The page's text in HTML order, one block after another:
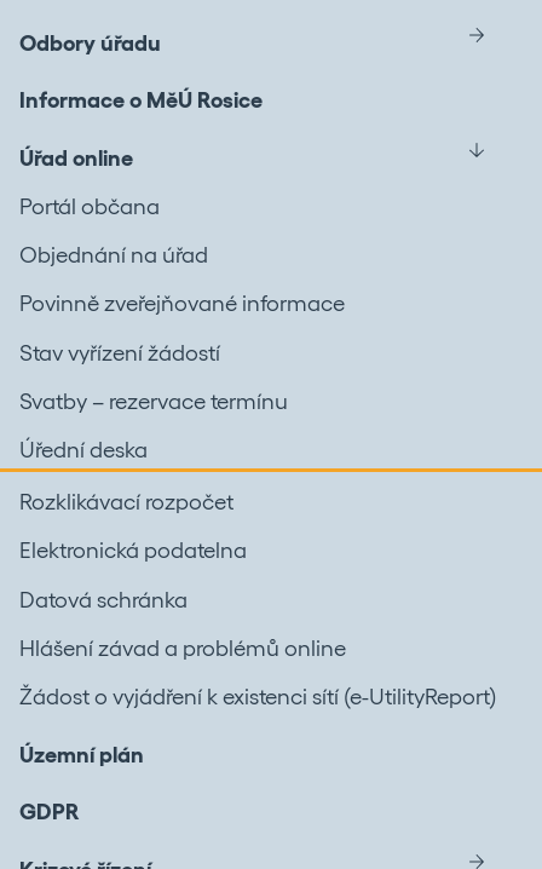
Odbory úřadu
Informace o MěÚ Rosice
Úřad online
Portál občana
Objednání na úřad
Povinně zveřejňované informace
Stav vyřízení žádostí
Svatby – rezervace termínu
Úřední deska
Rozklikávací rozpočet
Elektronická podatelna
Datová schránka
Hlášení závad a problémů online
Žádost o vyjádření k existenci sítí (e-UtilityReport)
Územní plán
GDPR